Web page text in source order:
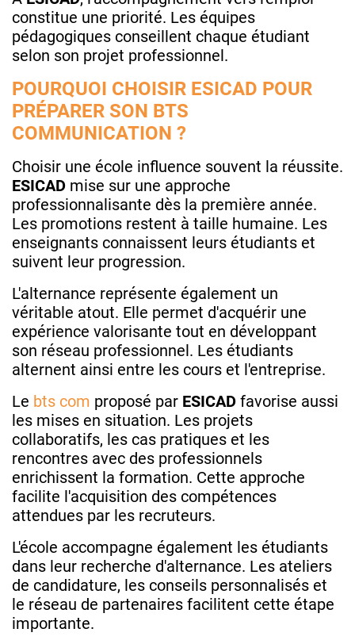
constitue une priorité. Les équipes
pédagogiques conseillent chaque étudiant
selon son projet professionnel.
POURQUOI CHOISIR ESICAD POUR
PRÉPARER SON BTS
COMMUNICATION ?
Choisir une école influence souvent la réussite.
ESICAD mise sur une approche
professionnalisante dès la première année.
Les promotions restent à taille humaine. Les
enseignants connaissent leurs étudiants et
suivent leur progression.
L'alternance représente également un
véritable atout. Elle permet d'acquérir une
expérience valorisante tout en développant
son réseau professionnel. Les étudiants
alternent ainsi entre les cours et l'entreprise.
Le bts com proposé par ESICAD favorise aussi
les mises en situation. Les projets
collaboratifs, les cas pratiques et les
rencontres avec des professionnels
enrichissent la formation. Cette approche
facilite l'acquisition des compétences
attendues par les recruteurs.
L'école accompagne également les étudiants
dans leur recherche d'alternance. Les ateliers
de candidature, les conseils personnalisés et
le réseau de partenaires facilitent cette étape
importante.